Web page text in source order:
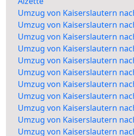
Umzug von Kaiserslautern
Umzug von Kaiserslautern
Umzug von Kaiserslautern
Umzug von Kaiserslautern
Umzug von Kaiserslautern
Umzug von Kaiserslautern
Umzug von Kaiserslautern
Umzug von Kaiserslautern
Umzug von Kaiserslautern
Umzug von Kaiserslautern
Umzug von Kaiserslautern